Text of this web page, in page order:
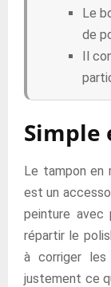
Le
de
Il
Simple
Le tampon en
est un
peinture avec
répartir le
à corriger les
justement ce